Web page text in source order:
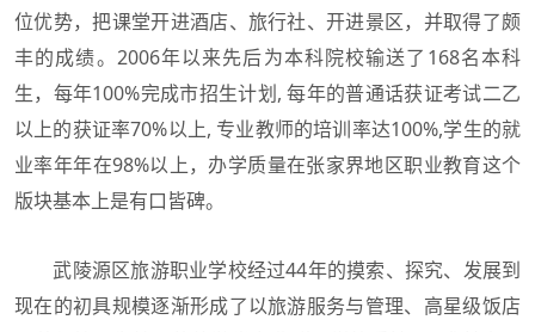
位优势，把课堂开进酒店、旅行社、开进景区，并取得了颇
丰的成绩。2006年以来先后为本科院校输送了168名本科
生，每年100%完成市招生计划, 每年的普通话获证考试二乙
以上的获证率70%以上, 专业教师的培训率达100%,学生的就
业率年年在98%以上，办学质量在张家界地区职业教育这个
版块基本上是有口皆碑。
武陵源区旅游职业学校经过44年的摸索、探究、发展到
现在的初具规模逐渐形成了以旅游服务与管理、高星级饭店